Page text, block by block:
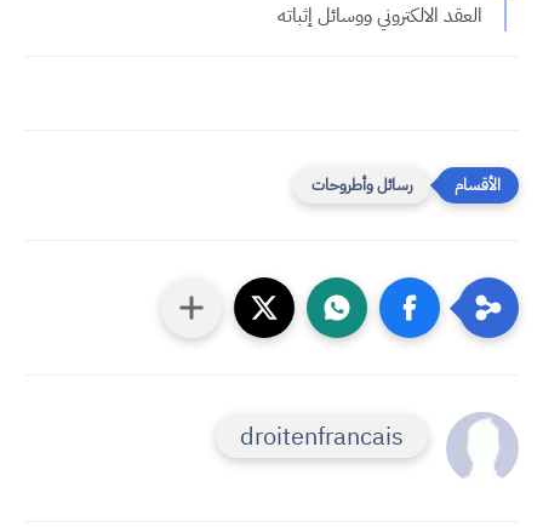
العقد الالكتروني ووسائل إثباته
رسائل وأطروحات
droitenfrancais